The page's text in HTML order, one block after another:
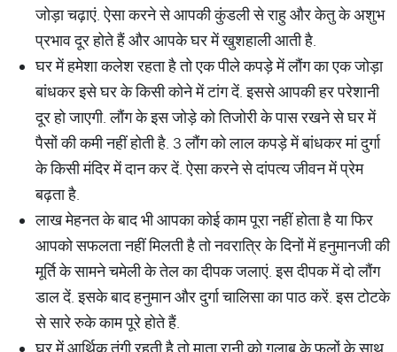
जोड़ा चढ़ाएं. ऐसा करने से आपकी कुंडली से राहु और केतु के अशुभ
प्रभाव दूर होते हैं और आपके घर में खुशहाली आती है.
घर में हमेशा कलेश रहता है तो एक पीले कपड़े में लौंग का एक जोड़ा
बांधकर इसे घर के किसी कोने में टांग दें. इससे आपकी हर परेशानी
दूर हो जाएगी. लौंग के इस जोड़े को तिजोरी के पास रखने से घर में
पैसों की कमी नहीं होती है. 3 लौंग को लाल कपड़े में बांधकर मां दुर्गा
के किसी मंदिर में दान कर दें. ऐसा करने से दांपत्य जीवन में प्रेम
बढ़ता है.
लाख मेहनत के बाद भी आपका कोई काम पूरा नहीं होता है या फिर
आपको सफलता नहीं मिलती है तो नवरात्रि के दिनों में हनुमानजी की
मूर्ति के सामने चमेली के तेल का दीपक जलाएं. इस दीपक में दो लौंग
डाल दें. इसके बाद हनुमान और दुर्गा चालिसा का पाठ करें. इस टोटके
से सारे रुके काम पूरे होते हैं.